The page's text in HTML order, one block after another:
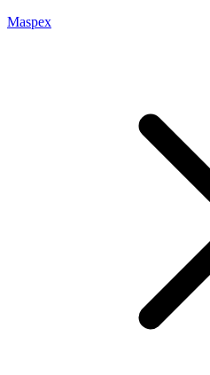
Maspex